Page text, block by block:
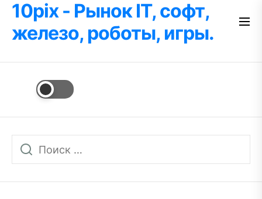
Перейти
содержимому
10pix - Рынок IT, софт,
железо, роботы, игры.